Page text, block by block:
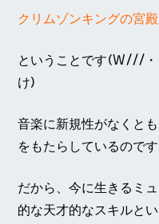
クリムゾンキングの宮殿
ということです(W///・
け)
音楽に新規性がなくと
をもたらしているのです
だから、今に生きるミ
的な天才的なスキルとい